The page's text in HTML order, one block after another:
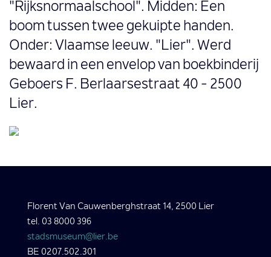
"Rijksnormaalschool". Midden: Een
boom tussen twee gekuipte handen.
Onder: Vlaamse leeuw. "Lier". Werd
bewaard in een envelop van boekbinderij
Geboers F. Berlaarsestraat 40 - 2500
Lier.
Florent Van Cauwenberghstraat 14, 2500 Lier
tel. 03 8000 396
stadsmuseum@lier.be
BE 0207.502.301